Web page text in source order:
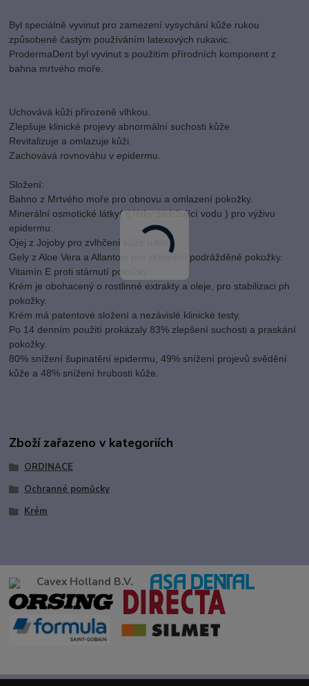
Byl speciálně vyvinut pro zamezení vysychání kůže rukou
způsobené častým používáním latexových rukavic.
ProdermaDent byl vyvinut s použitím přírodních komponent z
bahna mrtvého moře.
Uchovává kůži přirozeně vlhkou.
Zlepšuje klinické projevy abnormální suchosti kůže
Revitalizuje a omlazuje kůži.
Zachovává rovnováhu v epidermu.
Složení:
Bahno z Mrtvého moře pro obnovu a omlazení pokožky.
Minerální osmotické látky( tj.látky zadržující vodu ) pro výživu
epidermu.
Ojej z Jojoby pro zvlhčení kůže rukou.
Gely z Aloe Vera a Allantoin pro zklidnění podrážděné pokožky.
Vitamín E proti stárnutí pokožky.
Krém je obohacený o rostlinné extrakty a oleje, pro stabilizaci ph
pokožky.
Krém má patentové složení a nezávislé klinické testy.
Po 14 denním použití prokázaly 83% zlepšení suchosti a praskání
pokožky.
80% snížení šupinatění epidermu, 49% snížení projevů svědění
kůže a 48% snížení hrubosti kůže.
Zboží zařazeno v kategoriích
ORDINACE
Ochranné pomůcky
Krém
Cavex Holland B.V.